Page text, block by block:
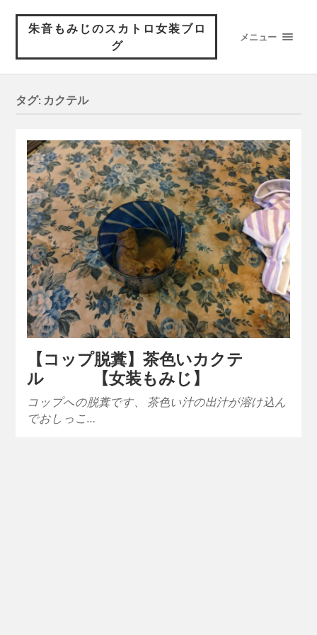
朱音もみじのスカトロ女装ブロ
グ
メニュー
タグ: カクテル
【コップ脱糞】茶色いカクテ
ル 【女装もみじ】
コップへの脱糞です、 茶色い汁の出汁が溶け込ん
でおしっこ…